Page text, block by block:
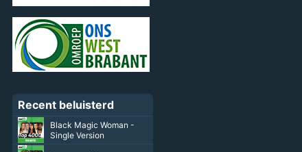
Recent beluisterd
Black Magic Woman -
Single Version